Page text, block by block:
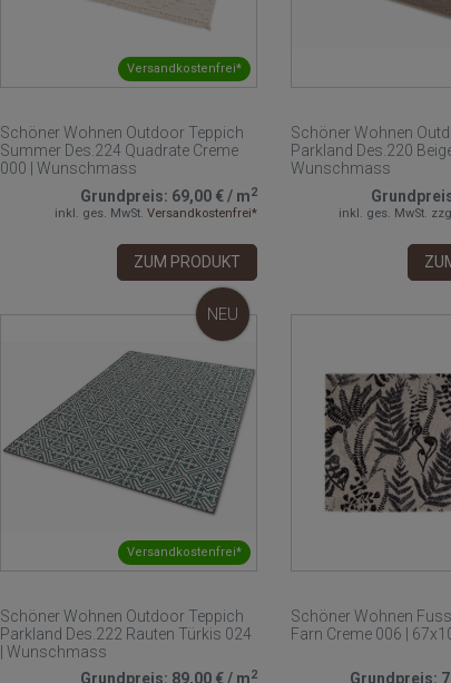
Versandkostenfrei*
Schöner Wohnen Outdoor Teppich
Summer Des.224 Quadrate Creme
000 | Wunschmass
Grundpreis: 69,00 €/ m2
inkl. ges. MwSt. Versandkostenfrei*
ZUM PRODUKT
Schöner Wohnen
Parkland Des.220 Beige
Wunschmass
inkl. ges. MwSt.
Versandkostenfrei*
NEU
Schöner Wohnen Outdoor Teppich
Parkland Des.222 Rauten Türkis 024
| Wunschmass
Grundpreis: 89,00 €/ m2
Schöner Wohnen
Farn Creme 006 |
Grundpreis: